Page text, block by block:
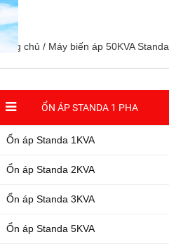
Trang chủ / Máy biến áp 50KVA Standa
ỔN ÁP STANDA 1 PHA
Ổn áp Standa 1KVA
Ổn áp Standa 2KVA
Ổn áp Standa 3KVA
Ổn áp Standa 5KVA